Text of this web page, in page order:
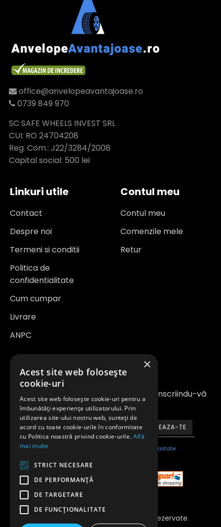
office@anvelopeavantajoase.ro
0739 849 970
SC SAFE WHEELS INVEST SRL
CUI: RO 24704208
Reg. Com.: J22/3284/2008
Capital social: 500 lei
Linkuri utile
Contact
Despre noi
Termeni si conditii
Politica de
confidentialitate
Cum cumpar
Livrare
ANPC
Contul meu
Contul meu
Comenzile mele
Retur
Newsletter
Fiți la curent cu noutățile și promoțiile înscriindu-vă
la newsletter-ul nostru
ABONEAZA-TE
Am citit şi sunt de acord cu Politica de confidentialitate
Copyright 2023 © Toate Drepturile Rezervate.
×
Acest site web folosește
cookie-uri
Acest site web folosește cookie-uri pentru a
îmbunătăți experiența utilizatorului. Prin
utilizarea site-ului nostru web, sunteți de
acord cu toate cookie-urile în conformitate
cu Politica noastră privind cookie-urile. Află
mai multe
STRICT NECESARE
DE PERFORMANȚĂ
DE TARGETARE
DE FUNCŢIONALITATE